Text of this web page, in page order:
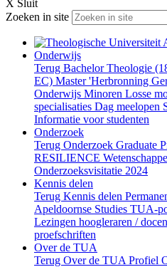
X Sluit
Zoeken in site
Onderwijs
Terug Bachelor Theologie
EC) Master 'Herbronning
Onderwijs Minoren Losse
specialisaties Dag meelopen
Informatie voor studenten
Onderzoek
Terug Onderzoek Graduate
RESILIENCE
Onderzoeksvisitatie 2024
Kennis delen
Terug Kennis delen
Apeldoornse Studies TUA-
Lezingen hoogleraren /
proefschriften
Over de TUA
Terug Over de TUA Profiel